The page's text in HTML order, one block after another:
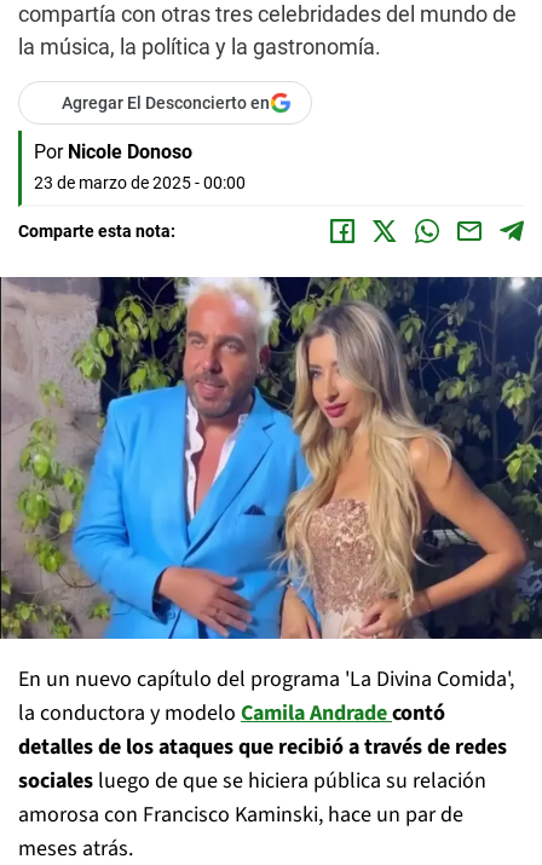
compartía con otras tres celebridades del mundo de
la música, la política y la gastronomía.
Agregar El Desconcierto en
Por Nicole Donoso
23 de marzo de 2025 - 00:00
Comparte esta nota:
En un nuevo capítulo del programa 'La Divina Comida',
la conductora y modelo Camila Andradecontó
detalles de los ataques que recibió a través de redes
sociales luego de que se hiciera pública su relación
amorosa con Francisco Kaminski, hace un par de
meses atrás.